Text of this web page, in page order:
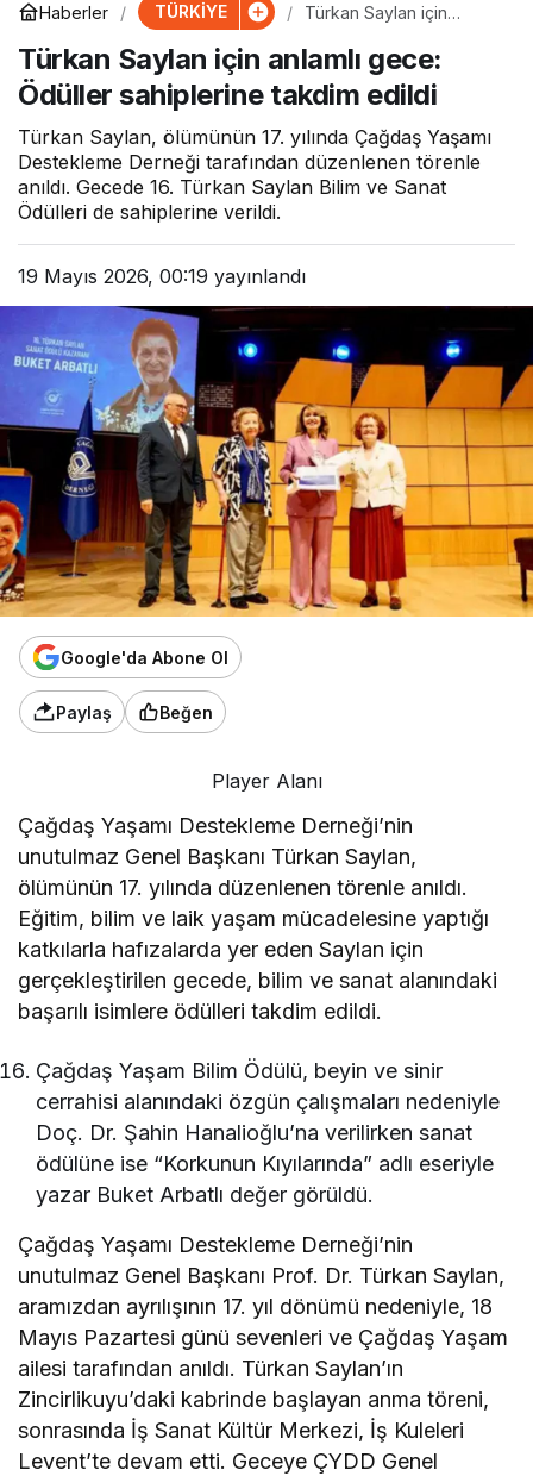
Haberler TÜRKİYE
Türkan Saylan için
sahiplerine takdim edildi
Türkan Saylan için anlamlı gece:
Ödüller sahiplerine takdim edildi
Türkan Saylan, ölümünün 17. yılında Çağdaş Yaşamı
Destekleme Derneği tarafından düzenlenen törenle
anıldı. Gecede 16. Türkan Saylan Bilim ve Sanat
Ödülleri de sahiplerine verildi.
19 Mayıs 2026, 00:19 yayınlandı
Google'da Abone Ol
Paylaş Beğen
Player Alanı
Çağdaş Yaşamı Destekleme Derneği’nin
unutulmaz Genel Başkanı Türkan Saylan,
ölümünün 17. yılında düzenlenen törenle anıldı.
Eğitim, bilim ve laik yaşam mücadelesine yaptığı
katkılarla hafızalarda yer eden Saylan için
gerçekleştirilen gecede, bilim ve sanat alanındaki
başarılı isimlere ödülleri takdim edildi.
Çağdaş Yaşam Bilim Ödülü, beyin ve sinir
cerrahisi alanındaki özgün çalışmaları nedeniyle
Doç. Dr. Şahin Hanalioğlu’na verilirken sanat
ödülüne ise “Korkunun Kıyılarında” adlı eseriyle
yazar Buket Arbatlı değer görüldü.
Çağdaş Yaşamı Destekleme Derneği’nin
unutulmaz Genel Başkanı Prof. Dr. Türkan Saylan,
aramızdan ayrılışının 17. yıl dönümü nedeniyle, 18
Mayıs Pazartesi günü sevenleri ve Çağdaş Yaşam
ailesi tarafından anıldı. Türkan Saylan’ın
Zincirlikuyu’daki kabrinde başlayan anma töreni,
sonrasında İş Sanat Kültür Merkezi, İş Kuleleri
Levent’te devam etti. Geceye ÇYDD Genel